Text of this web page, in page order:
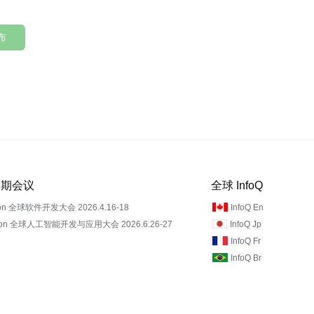
会议
全球软件开发大会 2026.4.16-18
全球人工智能开发与应用大会 2026.6.26-27
全球 InfoQ
InfoQ En
InfoQ Jp
InfoQ Fr
InfoQ Br